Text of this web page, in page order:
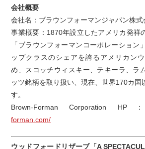
会社概要
会社名：ブラウンフォーマンジャパン株式
事業概要：1870年設立したアメリカ発祥
「ブラウンフォーマンコーポレーション
ップクラスのシェアを誇るアメリカン
め、スコッチウィスキー、テキーラ、ラ
ッツ銘柄を取り扱い、現在、世界170カ国
す。
Brown-Forman Corporation HP
forman.com/
ウッドフォードリザーブ「A